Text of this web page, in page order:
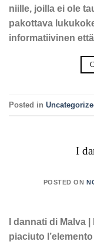
niille, joilla ei ole
pakottava
informatiivinen
Posted in
I
POSTED ON
I dannati di Malva
piaciuto